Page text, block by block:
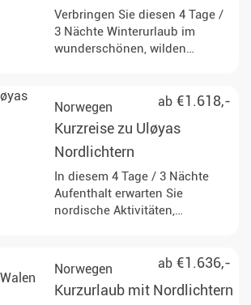
Verbringen Sie diesen 4 Tage /
3 Nächte Winterurlaub im
wunderschönen, wilden
und machen Ihr arktisches
Erlebnis unvergesslich.
ab €1.618,-
Norwegen
Kurzreise zu Uløyas
Nordlichtern
In diesem 4 Tage / 3 Nächte
Aufenthalt erwarten Sie
nordische Aktivitäten,
Chancen auf die Nordlichter.
ab €1.636,-
Norwegen
Kurzurlaub mit Nordlichtern